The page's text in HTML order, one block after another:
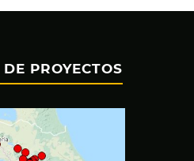
PROYECTOS